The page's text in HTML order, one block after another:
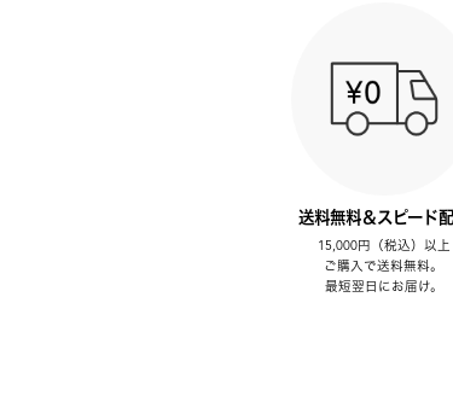
送料無料＆スピード
15,000円（税込）以上
ご購入で送料無料。
最短翌日にお届け。